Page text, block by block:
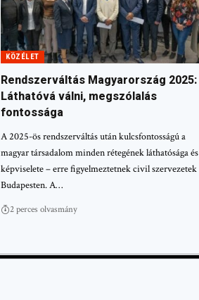
KÖZÉLET
Rendszerváltás Magyarország 2025:
Láthatóvá válni, megszólalás
fontossága
A 2025-ös rendszerváltás után kulcsfontosságú a
magyar társadalom minden rétegének láthatósága és
képviselete – erre figyelmeztetnek civil szervezetek
Budapesten. A…
2 perces olvasmány